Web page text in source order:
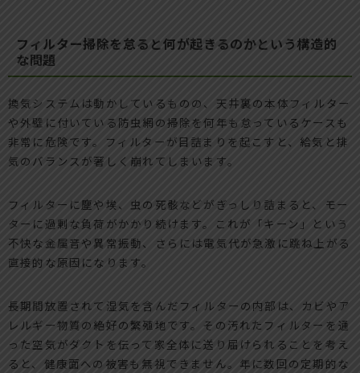
フィルター掃除を怠ると何が起きるのかという構造的
な問題
換気システムは動かしているものの、天井裏の本体フィルター
や外壁に付いている防虫網の掃除を何年も怠っているケースも
非常に危険です。フィルターが目詰まりを起こすと、給気と排
気のバランスが著しく崩れてしまいます。
フィルターに塵や埃、虫の死骸などがぎっしり詰まると、モー
ターに過剰な負荷がかかり続けます。これが「キーン」という
不快な金属音や異常振動、さらには電気代が急激に跳ね上がる
直接的な原因になります。
長期間放置されて湿気を含んだフィルターの内部は、カビやア
レルギー物質の絶好の繁殖地です。その汚れたフィルターを通
った空気がダクトを伝って家全体に送り届けられることを考え
ると、健康面への被害も無視できません。年に数回の定期的な